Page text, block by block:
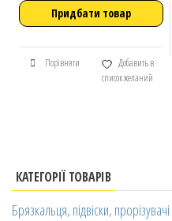
Придбати товар
Порівняти
Добавить в
список желаний
КАТЕГОРІЇ ТОВАРІВ
Брязкальця, підвіски, прорізувачі